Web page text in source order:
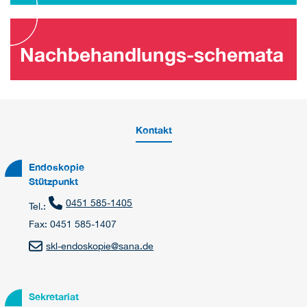
Nachbehandlungs-schemata
Kontakt
Endoskopie
Stützpunkt
Tel.:
0451 585-1405
Fax: 0451 585-1407
skl-endoskopie@sana.de
Sekretariat